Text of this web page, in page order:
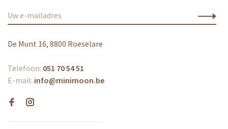
De Munt 16, 8800 Roeselare
Telefoon: 051 70 54 51
E-mail: info@minimoon.be